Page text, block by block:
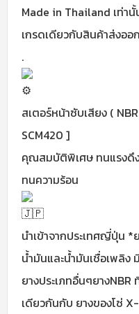
Made in Thailand เท่านั้
เกรดเดียวกับสินค้าส่งออ
.
สเตอร์หน้าซับเสียง (
SCM420 ]
คุณสมบัติพิเศษ ทนแรงดึ
ทนความร้อน
นำเข้าจากประเทศญี่ปุ่น
น้ำมันและน้ำมันเชื่อเพลิง
ยางประเภทอื่นๆยาง
เดียวกันกับ ยางของโซ่